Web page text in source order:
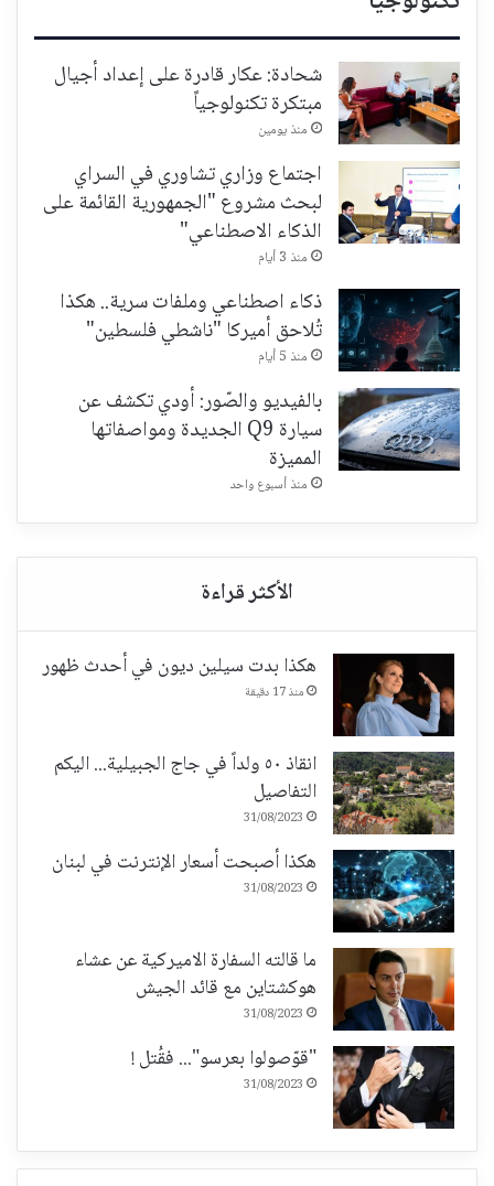
شحادة: عكار قادرة على إعداد أجيال
مبتكرة تكنولوجياً
منذ يومين
اجتماع وزاري تشاوري في السراي
لبحث مشروع "الجمهورية القائمة على
الذكاء الاصطناعي"
منذ 3 أيام
ذكاء اصطناعي وملفات سرية.. هكذا
تُلاحق أميركا "ناشطي فلسطين"
منذ 5 أيام
بالفيديو والصّور: أودي تكشف عن
سيارة Q9 الجديدة ومواصفاتها
المميزة
منذ أسبوع واحد
هكذا بدت سيلين ديون في أحدث ظهور
منذ 17 دقيقة
انقاذ ٥٠ ولداً في جاج الجبيلية... اليكم
التفاصيل
31/08/2023
هكذا أصبحت أسعار الإنترنت في لبنان
31/08/2023
ما قالته السفارة الاميركية عن عشاء
هوكشتاين مع قائد الجيش
31/08/2023
"قوّصولوا بعرسو"... فقُتل !
31/08/2023